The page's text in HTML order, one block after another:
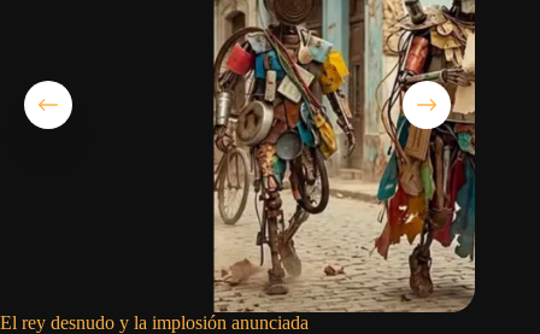
El rey desnudo y la implosión anunciada